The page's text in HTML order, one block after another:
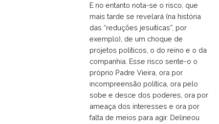
E no entanto nota-se o risco, que
mais tarde se revelará (na história
das “reduções jesuíticas”, por
exemplo), de um choque de
projetos políticos, o do reino e o da
companhia. Esse risco sente-o o
próprio Padre Vieira, ora por
incompreensão política, ora pelo
sobe e desce dos poderes, ora por
ameaça dos interesses e ora por
falta de meios para agir. Delineou